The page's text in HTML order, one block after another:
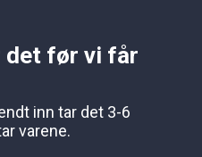
det før vi får
inn tar det 3-6
varene.